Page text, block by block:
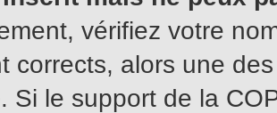
vérifiez votre
corrects, alors une
Si le support de la